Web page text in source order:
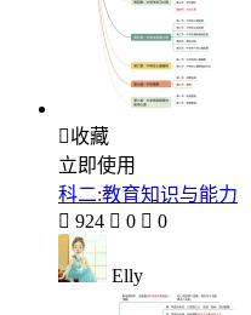
收藏
立即使用
科二:教育知识与能力
 924  0  0
Elly